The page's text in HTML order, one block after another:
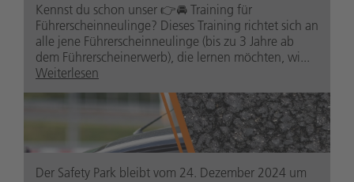
Kennst du schon unser 👉🚘 Training für
Führerscheinneulinge? Dieses Training richtet sich an
alle jene Führerscheinneulinge (bis zu 3 Jahre ab
dem Führerscheinerwerb), die lernen möchten, wi...
Weiterlesen
Der Safety Park bleibt vom 24. Dezember 2024 um